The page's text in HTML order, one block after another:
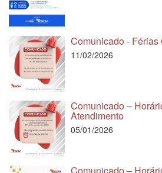
Comunicado - Férias
11/02/2026
Comunicado –
Atendimento
05/01/2026
Comunicado –